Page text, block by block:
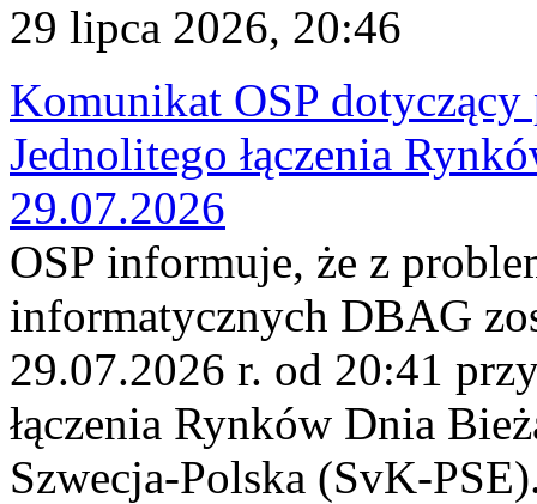
29 lipca 2026, 20:46
Komunikat OSP
Jednolitego łączenia
29.07.2026
OSP informuje, że z
informatycznych DBAG
29.07.2026 r. od 20:41
łączenia Rynków Dnia
Szwecja-Polska (SvK-